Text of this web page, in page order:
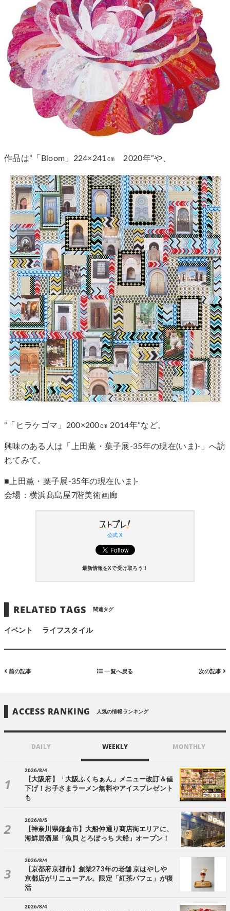
作品は“「Bloom」224×241㎝ 2020年”や、
“「ヒラケゴマ」200×200㎝ 2014年”など。
興味のある人は「上田薫・葉子展-35年の現在(いま)-」へ訪
れてみて。
■上田薫・葉子展-35年の現在(いま)-
会場：横浜髙島屋7階美術画廊
公式 X
最新情報をXで受け取ろう！
RELATED TAGS 関連タグ
イベント ライフスタイル
前の記事 一覧へ戻る 次の記事
ACCESS RANKING 人気の情報ランキング
DAILY WEEKLY MONTHLY
2026/8/4
【大阪府】「大阪ふくちぁん」メニュー改訂＆値
下げ！お子さまラーメン無料やアイスプレゼント
も
2026/8/5
【神奈川県鎌倉市】大船仲通り商店街エリアに、
海鮮居酒屋「魚貝 とろぼっち 大船」オープン！
2026/8/4
【京都府京都市】創業273年の老舗 京はやしや
京都店がリニューアル。限定「紅茶パフェ」が復
活
2026/8/4